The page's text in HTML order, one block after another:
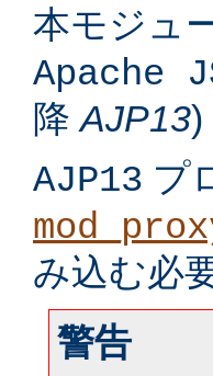
本モジュ
Apache
降AJP13)
AJP13 プ
み込む必
警告